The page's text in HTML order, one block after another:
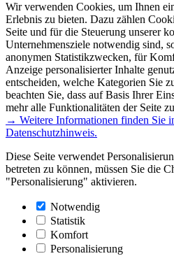
Wir verwenden Cookies, um Ihnen
Erlebnis zu bieten. Dazu zählen
Seite und für die Steuerung unserer
Unternehmensziele notwendig sind,
anonymen Statistikzwecken, für
Anzeige personalisierter Inhalte
entscheiden, welche Kategorien Sie
beachten Sie, dass auf Basis Ihrer
mehr alle Funktionalitäten der Seite
→ Weitere Informationen finden Sie
Datenschutzhinweis.
Diese Seite verwendet
betreten zu können, müssen Sie die
"Personalisierung" aktivieren.
Notwendig
Statistik
Komfort
Personalisierung